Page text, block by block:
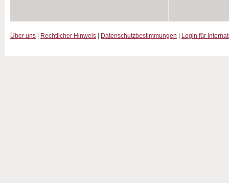
Über uns Rechtlicher Hinweis Datenschutzbestimmungen Login für